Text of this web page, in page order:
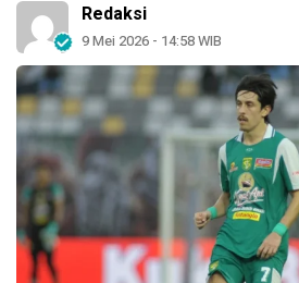
Redaksi
9 Mei 2026 - 14:58 WIB